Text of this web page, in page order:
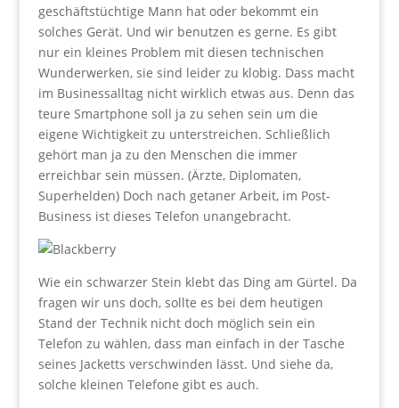
geschäftstüchtige Mann hat oder bekommt ein
solches Gerät. Und wir benutzen es gerne. Es gibt
nur ein kleines Problem mit diesen technischen
Wunderwerken, sie sind leider zu klobig. Dass macht
im Businessalltag nicht wirklich etwas aus. Denn das
teure Smartphone soll ja zu sehen sein um die
eigene Wichtigkeit zu unterstreichen. Schließlich
gehört man ja zu den Menschen die immer
erreichbar sein müssen. (Ärzte, Diplomaten,
Superhelden) Doch nach getaner Arbeit, im Post-
Business ist dieses Telefon unangebracht.
Wie ein schwarzer Stein klebt das Ding am Gürtel. Da
fragen wir uns doch, sollte es bei dem heutigen
Stand der Technik nicht doch möglich sein ein
Telefon zu wählen, dass man einfach in der Tasche
seines Jacketts verschwinden lässt. Und siehe da,
solche kleinen Telefone gibt es auch.